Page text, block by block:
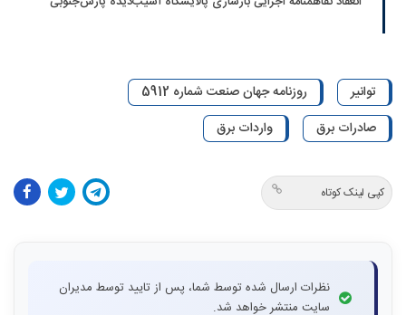
توانیر
روزنامه جهان صنعت شماره 5912
صادرات برق
واردات برق
کپی لینک کوتاه
نظرات ارسال شده توسط شما، پس از تایید توسط مدیران
سایت منتشر خواهد شد.